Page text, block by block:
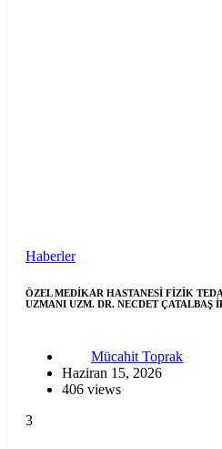
Haberler
ÖZEL MEDİKAR HASTANESİ FİZİK
UZMANI UZM. DR. NECDET ÇATALBAŞ
Mücahit Toprak
Haziran 15, 2026
406 views
3